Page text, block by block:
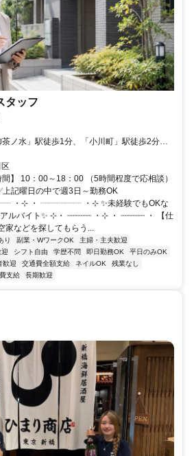
タッフ
ノ水」駅徒歩1分、「小川町」駅徒歩2分、
か「神保町」や「神田」駅なども便利です
】 10：00～18：00 （5時間程度で応相談）
上記曜日の中で週3日～勤務OK
・⊹ ・ ┈┈┈┈┈ ・⊹ ✨未経験でもOKな
ルバイト✨ ⊹・ ┈┈┈┈┈ ・⊹ ・ ┈┈┈┈┈ ・ 【仕
家などを探してもらう...
り 副業・WワークOK
主婦・主夫歓迎
シフト自由 学歴不問 即日勤務OK
平日のみOK
歓迎 交通費全額支給 ネイルOK
残業なし
支給 長期歓迎